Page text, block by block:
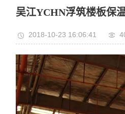
吴江YCHN浮筑楼板保
2018-10-23 16:06:41